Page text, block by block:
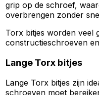
grip op de schroef,
overbrengen zonder
Torx bitjes worden veel
constructieschroeven
Lange Torx bitjes
Lange Torx bitjes zijn
schroeven moet